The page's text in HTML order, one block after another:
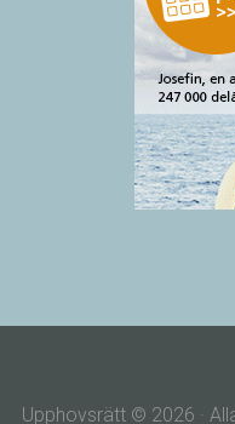
Upphovsrätt © 2026 ·